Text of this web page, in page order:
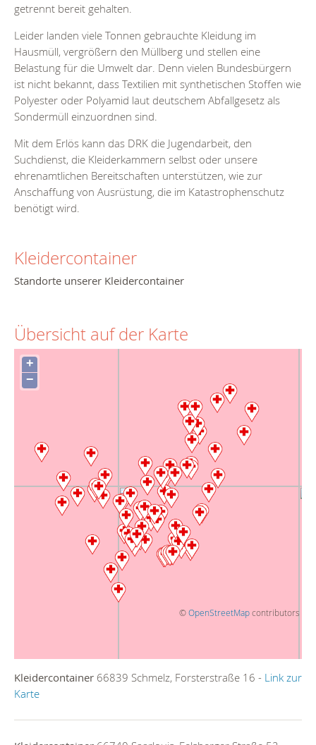
getrennt bereit gehalten.
Leider landen viele Tonnen gebrauchte Kleidung im
Hausmüll, vergrößern den Müllberg und stellen eine
Belastung für die Umwelt dar. Denn vielen Bundesbürgern
ist nicht bekannt, dass Textilien mit synthetischen Stoffen wie
Polyester oder Polyamid laut deutschem Abfallgesetz als
Sondermüll einzuordnen sind.
Mit dem Erlös kann das DRK die Jugendarbeit, den
Suchdienst, die Kleiderkammern selbst oder unsere
ehrenamtlichen Bereitschaften unterstützen, wie zur
Anschaffung von Ausrüstung, die im Katastrophenschutz
benötigt wird.
Kleidercontainer
Standorte unserer Kleidercontainer
Übersicht auf der Karte
+
−
©OpenStreetMapcontributors
Kleidercontainer 66839 Schmelz, Forsterstraße 16 - Link zur
Karte